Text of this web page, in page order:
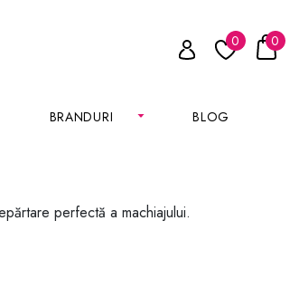
0 0
BRANDURI BLOG
perfectă a machiajului.